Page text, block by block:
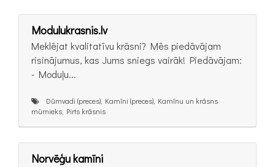
Modulukrasnis.lv
Meklējat kvalitatīvu krāsni? Mēs piedāvājam
risinājumus, kas Jums sniegs vairāk! Piedāvājam:
- Moduļu...
Dūmvadi (preces), Kamīni (preces), Kamīnu un krāsns
mūrnieks, Pirts krāsnis
Norvēģu kamīni